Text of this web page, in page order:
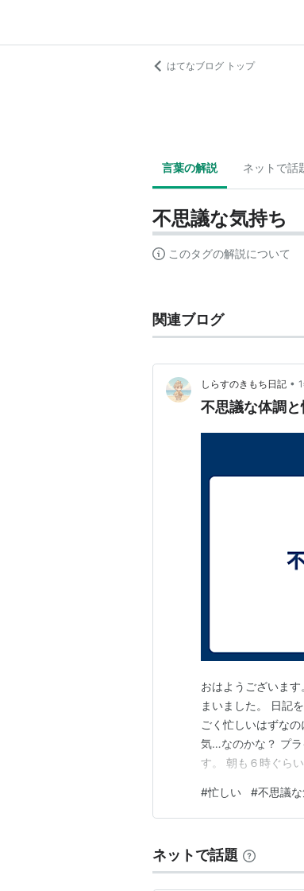
はてなブログ トップ
言葉の解説 ネットで話
不思議な気持ち
このタグの解説について
関連ブログ
しらすのきもち日記 •
不思議な体調
おはようございま
まいました。 日記
ごく忙しいはずな
気…なのかな？ プ
す。 朝も６時ぐら
飲み忘れには要注
のテーマ：「忙し
#忙しい #不思議
ネットで話題